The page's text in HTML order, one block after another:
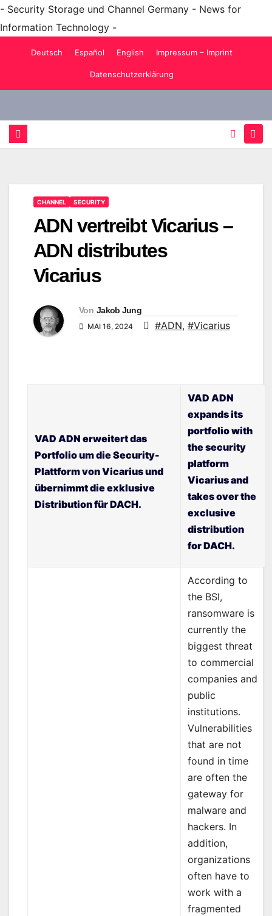
- Security Storage und Channel Germany - News for
Information Technology -
Deutsch Español English Impressum – Imprint
Datenschutzerklärung
CHANNEL SECURITY
ADN vertreibt Vicarius –
ADN distributes
Vicarius
Von Jakob Jung
MAI 16, 2024 #ADN, #Vicarius
VAD ADN erweitert das
Portfolio um die Security-
Plattform von Vicarius und
übernimmt die exklusive
Distribution für DACH.
VAD ADN
expands its
portfolio with
the security
platform
Vicarius and
takes over the
exclusive
distribution
for DACH.
According to
the BSI,
ransomware is
currently the
biggest threat
to commercial
companies and
public
institutions.
Vulnerabilities
that are not
found in time
are often the
gateway for
malware and
hackers. In
addition,
organizations
often have to
work with a
fragmented